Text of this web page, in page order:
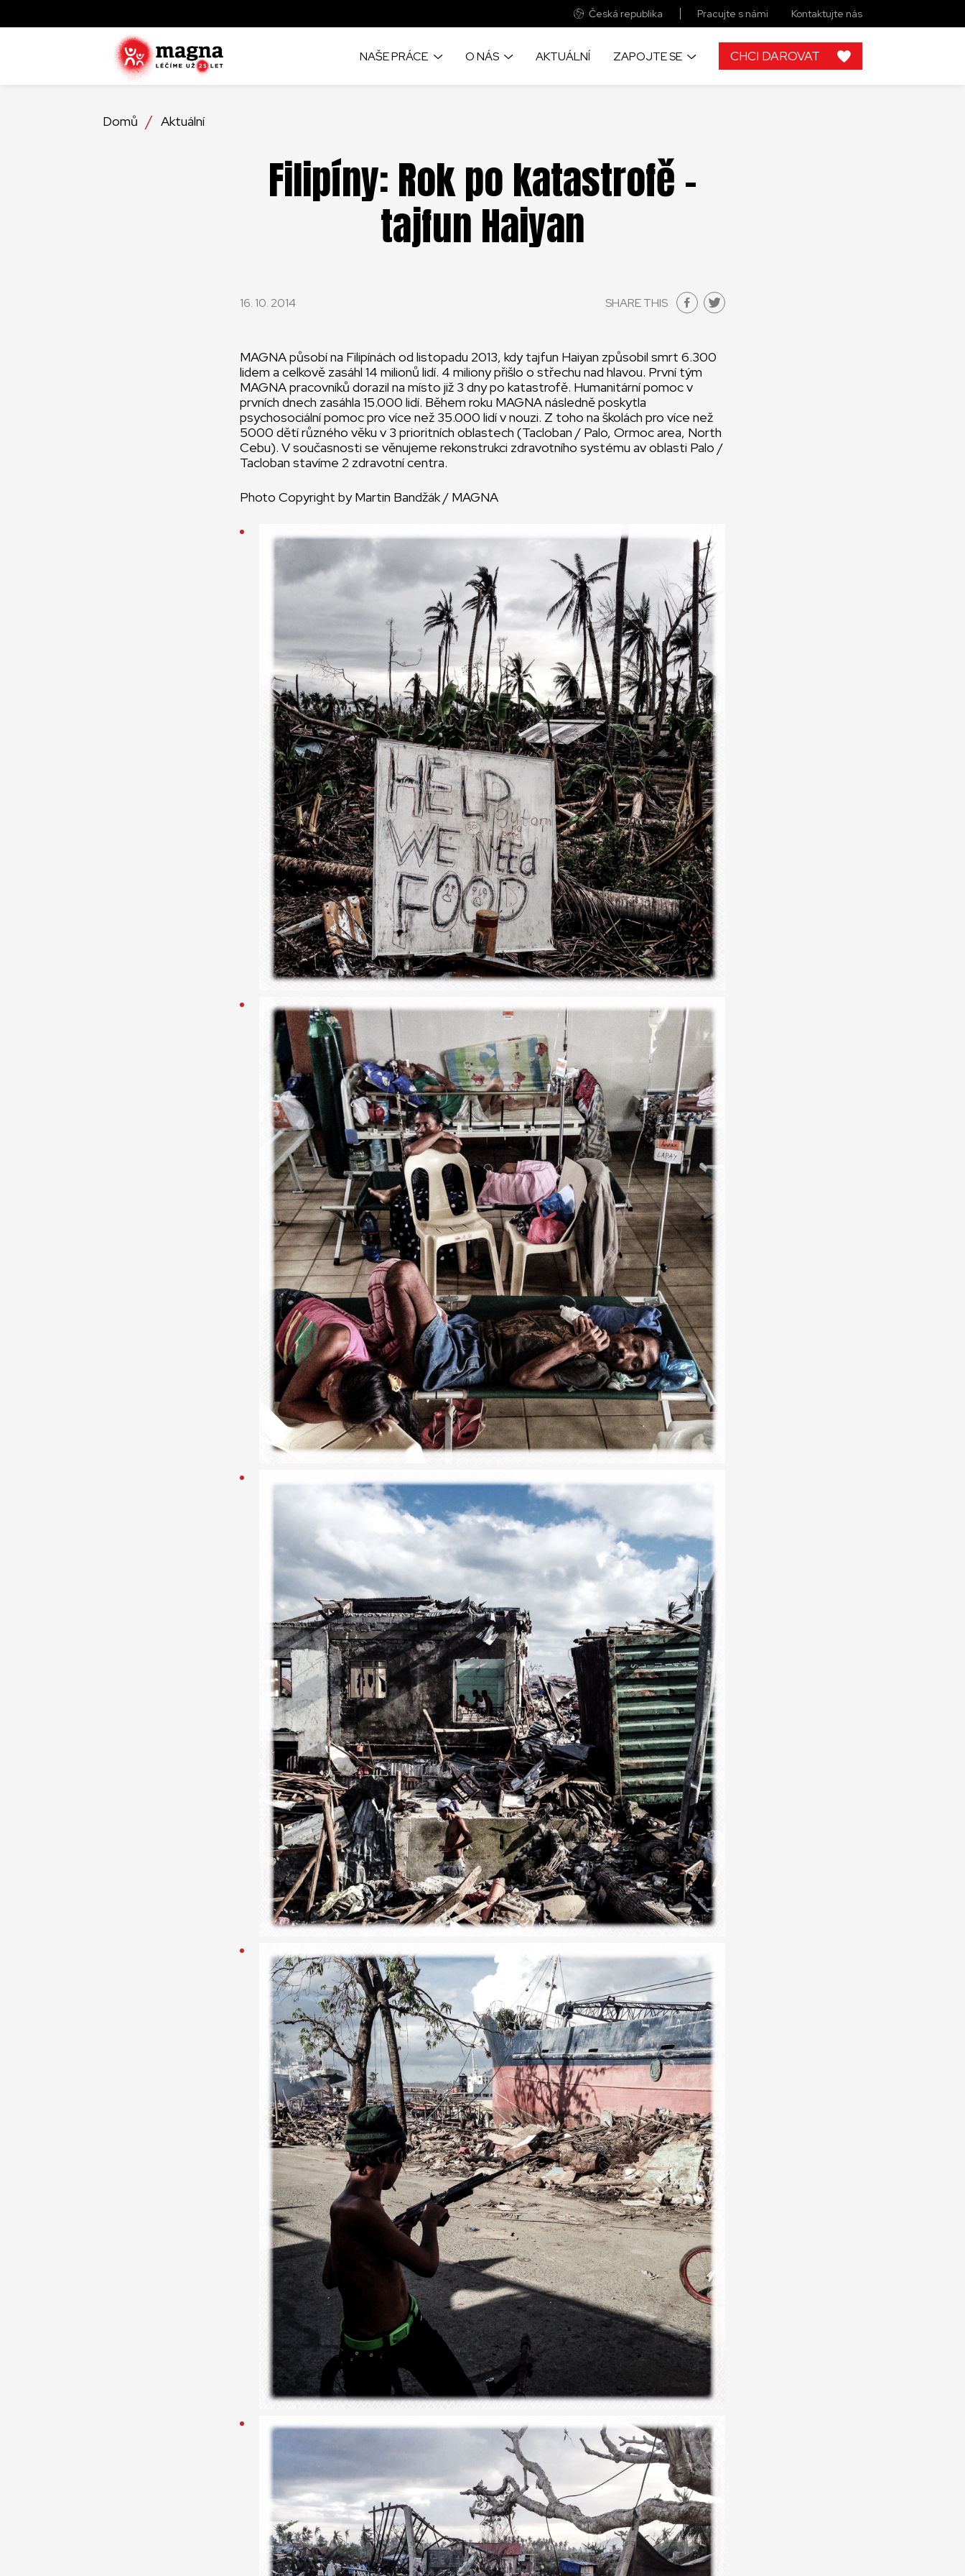
Česká republika Pracujte s námi Kontaktujte nás
NAŠE PRÁCE O NÁS AKTUÁLNÍ ZAPOJTE SE CHCI DAROVAT
Domů Aktuální
Filipíny: Rok po katastrofě -
tajfun Haiyan
16. 10. 2014 SHARE THIS
MAGNA působí na Filipínách od listopadu 2013, kdy tajfun Haiyan způsobil smrt 6.300
lidem a celkově zasáhl 14 milionů lidí. 4 miliony přišlo o střechu nad hlavou. První tým
MAGNA pracovníků dorazil na místo již 3 dny po katastrofě. Humanitární pomoc v
prvních dnech zasáhla 15.000 lidí. Během roku MAGNA následně poskytla
psychosociální pomoc pro více než 35.000 lidí v nouzi. Z toho na školách pro více než
5000 dětí různého věku v 3 prioritních oblastech (Tacloban / Palo, Ormoc area, North
Cebu). V současnosti se věnujeme rekonstrukci zdravotního systému av oblasti Palo /
Tacloban stavíme 2 zdravotní centra.
Photo Copyright by Martin Bandžák / MAGNA